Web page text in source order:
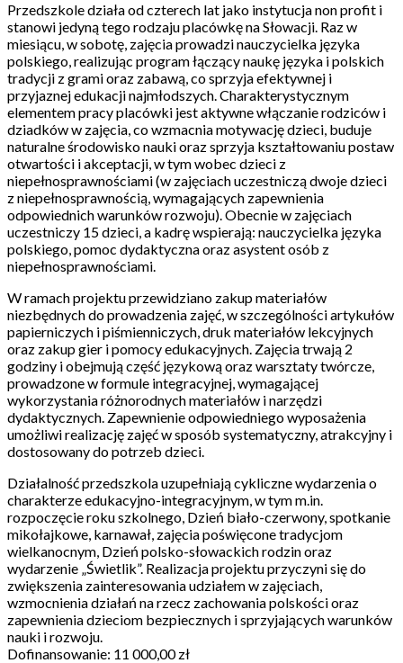
Przedszkole działa od czterech lat jako instytucja non profit i
stanowi jedyną tego rodzaju placówkę na Słowacji. Raz w
miesiącu, w sobotę, zajęcia prowadzi nauczycielka języka
polskiego, realizując program łączący naukę języka i polskich
tradycji z grami oraz zabawą, co sprzyja efektywnej i
przyjaznej edukacji najmłodszych. Charakterystycznym
elementem pracy placówki jest aktywne włączanie rodziców i
dziadków w zajęcia, co wzmacnia motywację dzieci, buduje
naturalne środowisko nauki oraz sprzyja kształtowaniu postaw
otwartości i akceptacji, w tym wobec dzieci z
niepełnosprawnościami (w zajęciach uczestniczą dwoje dzieci
z niepełnosprawnością, wymagających zapewnienia
odpowiednich warunków rozwoju). Obecnie w zajęciach
uczestniczy 15 dzieci, a kadrę wspierają: nauczycielka języka
polskiego, pomoc dydaktyczna oraz asystent osób z
niepełnosprawnościami.
W ramach projektu przewidziano zakup materiałów
niezbędnych do prowadzenia zajęć, w szczególności artykułów
papierniczych i piśmienniczych, druk materiałów lekcyjnych
oraz zakup gier i pomocy edukacyjnych. Zajęcia trwają 2
godziny i obejmują część językową oraz warsztaty twórcze,
prowadzone w formule integracyjnej, wymagającej
wykorzystania różnorodnych materiałów i narzędzi
dydaktycznych. Zapewnienie odpowiedniego wyposażenia
umożliwi realizację zajęć w sposób systematyczny, atrakcyjny i
dostosowany do potrzeb dzieci.
Działalność przedszkola uzupełniają cykliczne wydarzenia o
charakterze edukacyjno-integracyjnym, w tym m.in.
rozpoczęcie roku szkolnego, Dzień biało-czerwony, spotkanie
mikołajkowe, karnawał, zajęcia poświęcone tradycjom
wielkanocnym, Dzień polsko-słowackich rodzin oraz
wydarzenie „Świetlik”. Realizacja projektu przyczyni się do
zwiększenia zainteresowania udziałem w zajęciach,
wzmocnienia działań na rzecz zachowania polskości oraz
zapewnienia dzieciom bezpiecznych i sprzyjających warunków
nauki i rozwoju.
Dofinansowanie: 11 000,00 zł